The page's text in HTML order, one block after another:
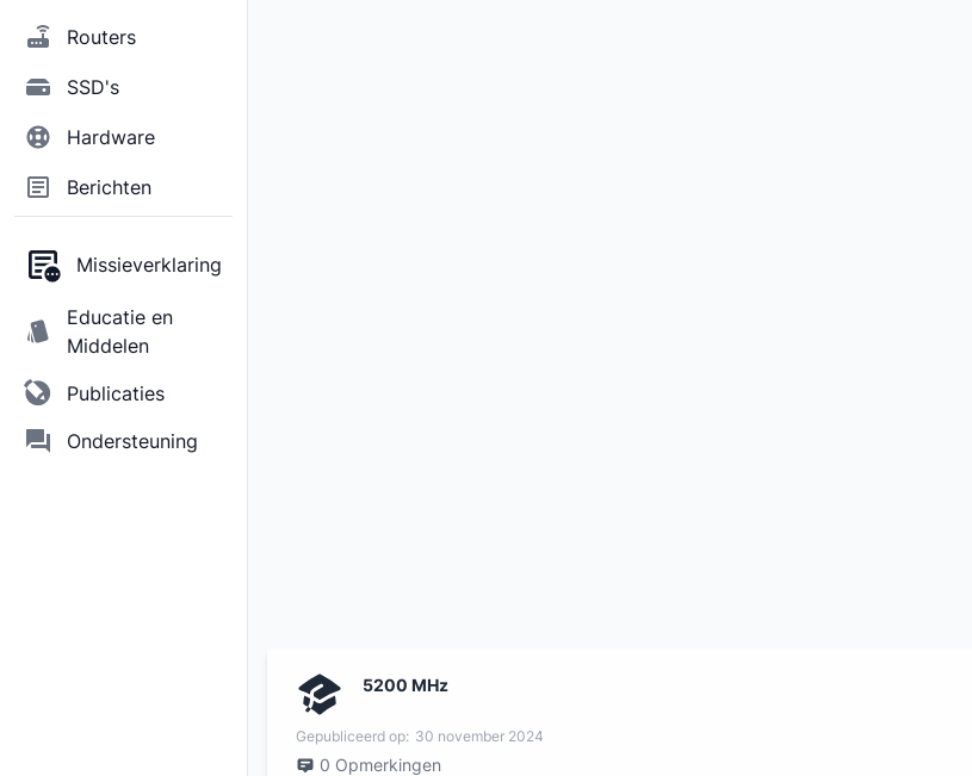
Routers
SSD's
Hardware
Berichten
Missieverklaring
Educatie en
Middelen
Publicaties
Ondersteuning
5200 MHz
Gepubliceerd op: 30 november 2024
0 Opmerkingen